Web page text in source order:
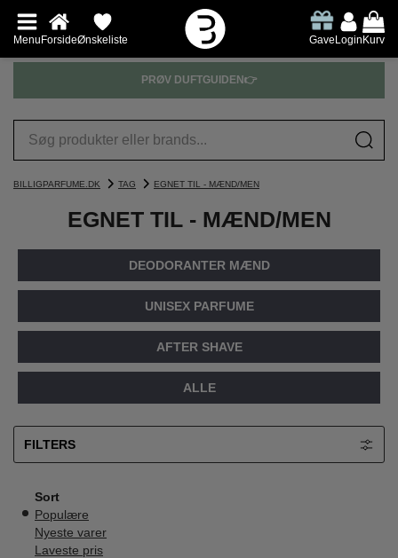
MenuForsideØnskeliste GaveLoginKurv
PRØV DUFTGUIDEN👉
BILLIGPARFUME.DK TAG EGNET TIL - MÆND/MEN
EGNET TIL - MÆND/MEN
DEODORANTER MÆND
UNISEX PARFUME
AFTER SHAVE
ALLE
FILTERS
Sort
Populære
Nyeste varer
Laveste pris